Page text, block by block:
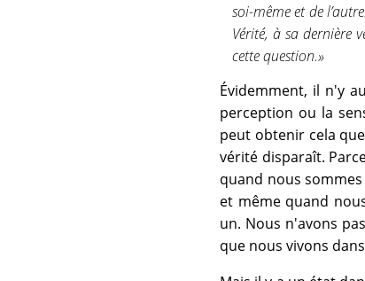
soi-même et de
Vérité, à sa dernière
cette question.»
Évidemment, il n'y
perception ou la
peut obtenir cela
vérité disparaît.
quand nous
et même quand
un. Nous n'avons
que nous vivons